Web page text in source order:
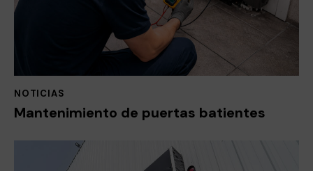
NOTICIAS
Mantenimiento de puertas batientes